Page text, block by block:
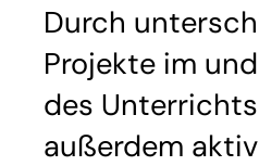
Durch
Projekte im
des
außerdem